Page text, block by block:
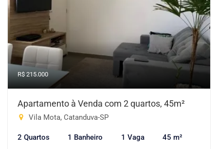
R$ 215.000
Apartamento à Venda com 2 quartos, 45m²
Vila Mota, Catanduva-SP
2 Quartos 1 Banheiro 1 Vaga 45 m²